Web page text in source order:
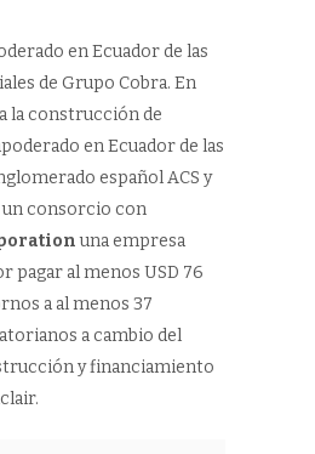
en Ecuador de las
de Grupo Cobra. En
la construcción de
en Ecuador de las
español ACS y
consorcio con
una empresa
pagar al menos USD 76
a al menos 37
a cambio del
y financiamiento